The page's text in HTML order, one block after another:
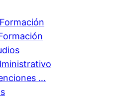
…